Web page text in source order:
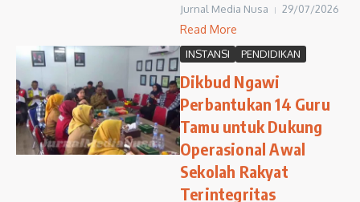
Jurnal Media Nusa 29/07/2026
Read More
INSTANSI PENDIDIKAN
Dikbud Ngawi
Perbantukan 14 Guru
Tamu untuk Dukung
Operasional Awal
Sekolah Rakyat
Terintegritas